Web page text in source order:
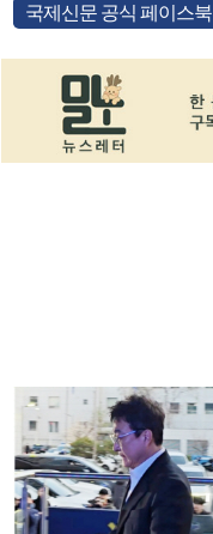
국제신문 공식 페이스북